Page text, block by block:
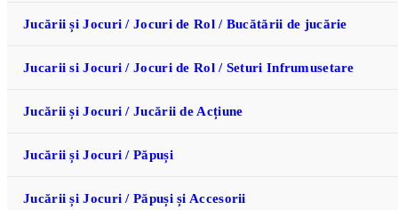
Jucării și Jocuri / Jocuri de Rol / Bucătării de jucărie
Jucarii si Jocuri / Jocuri de Rol / Seturi Infrumusetare
Jucării și Jocuri / Jucării de Acțiune
Jucării și Jocuri / Păpuși
Jucării și Jocuri / Păpuși și Accesorii